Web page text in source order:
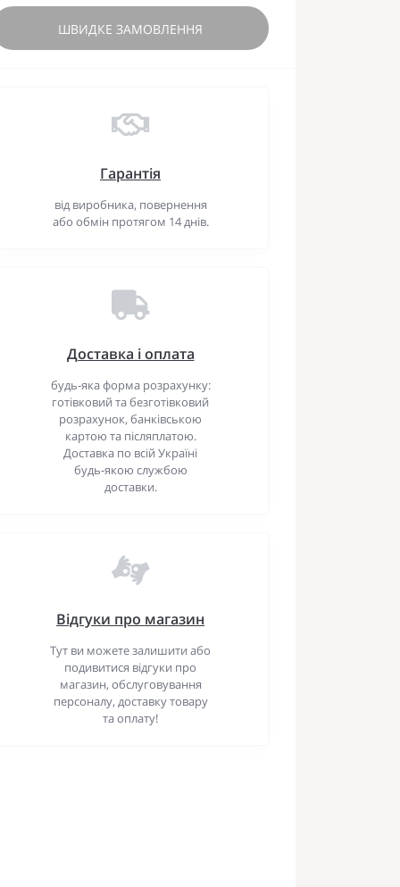
ШВИДКЕ ЗАМОВЛЕННЯ
Гарантія
від виробника, повернення
або обмін протягом 14 днів.
Доставка і оплата
будь-яка форма розрахунку:
готівковий та безготівковий
розрахунок, банківською
картою та післяплатою.
Доставка по всій Україні
будь-якою службою
доставки.
Відгуки про магазин
Тут ви можете залишити або
подивитися відгуки про
магазин, обслуговування
персоналу, доставку товару
та оплату!